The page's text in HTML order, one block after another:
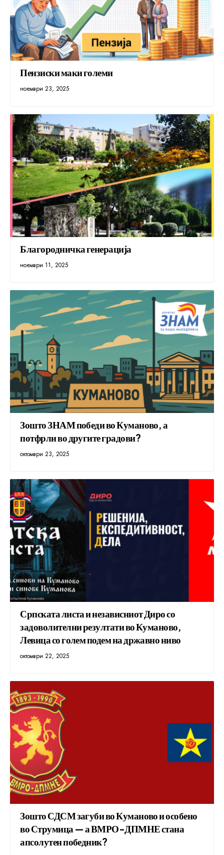
Пензиски маки големи
ноември 23, 2025
Благородничка генерација
ноември 11, 2025
Зошто ЗНАМ победи во Куманово, а
потфрли во другите градови?
октомври 23, 2025
Српската листа и независниот Диро со
задоволителни резултати во Куманово,
Левица со голем подем на државно ниво
октомври 22, 2025
Зошто СДСМ загуби во Куманово и особено
во Струмица — а ВМРО-ДПМНЕ стана
апсолутен победник?